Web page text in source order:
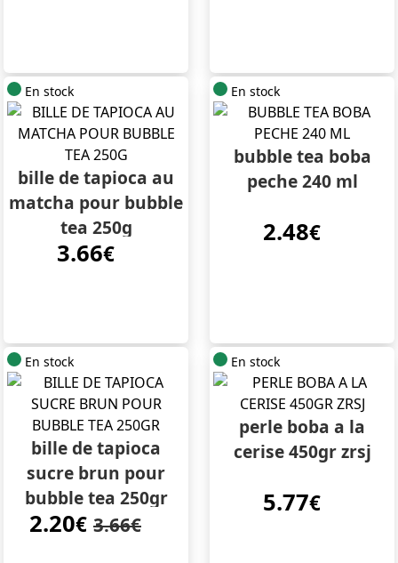
En stock
bille de tapioca au
matcha pour bubble
tea 250g
3.66€
En stock
bubble tea boba
peche 240 ml
2.48€
En stock
bille de tapioca
sucre brun pour
bubble tea 250gr
2.20€ 3.66€
En stock
perle boba a la
cerise 450gr zrsj
5.77€